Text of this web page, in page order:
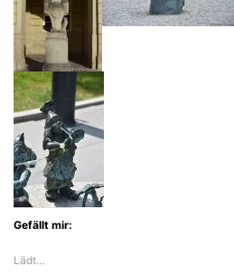
der
Riss
durch
Polen
beim
Festkonzert
mitten
in
Berlin
Gefällt mir:
Lädt…